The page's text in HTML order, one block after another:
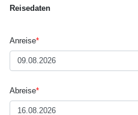
Reisedaten
Anreise*
Abreise*